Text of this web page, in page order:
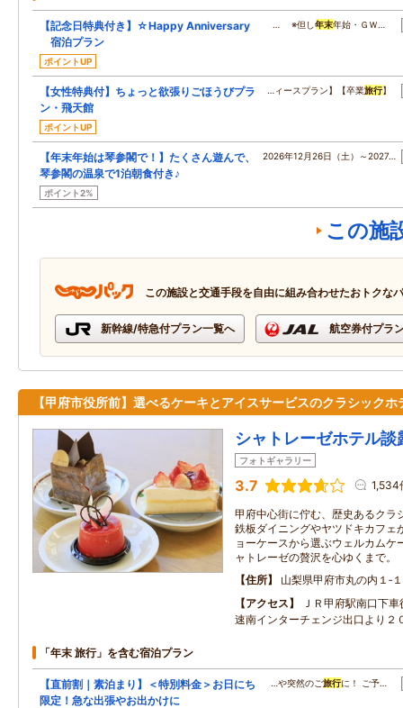
【記念日特典付き】☆Happy Anniversary
宿泊プラン
ポイントUP
… ※但し年末年始・ＧＷ…
【女性特典付】ちょっと欲張りごほうびプラ
ン・飛天館
ポイントUP
…ィースプラン】【卒業旅行】
【年末年始は琴参閣で！】たくさん遊んで、
琴参閣の温泉で1泊朝食付き♪
ポイント2%
2026年12月26日（土）～2027…
この施
この施設と交通手段を自由に組み合わせたおトクな
新幹線/特急付プラン一覧へ 航空券付プラ
【甲府市役所前】選べるケーキとアイスサービスのクラシックホ
シャトレーゼホテル談
フォトギャラリー
3.7 1,534
甲府中心街に佇む、歴史あるクラ
鉄板ダイニングやヤツドキカフェ
ョーケースから選ぶウェルカムケ
ャトレーゼの贅沢を心ゆくまで。
住所
山梨県甲府市丸の内１‐
アクセス
ＪＲ甲府駅南口下
速南インターチェンジ出口より２
「年末 旅行」を含む宿泊プラン
【直前割｜素泊まり】＜特別料金＞お日にち
限定！急な出張やお出かけに
…や突然のご旅行に！ ご予…